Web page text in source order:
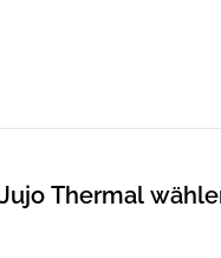
Thermal